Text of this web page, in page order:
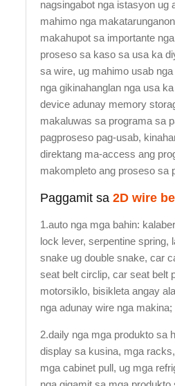
nagsingabot nga istasyon ug
mahimo nga
makahupot sa importante
proseso sa kaso sa usa ka
sa wire, ug mahimo usab
nga gikinahanglan nga usa
device adunay memory
makaluwas sa programa sa
pagproseso pag-usab,
direktang ma-access ang
makompleto ang proseso sa
Paggamit sa 2D wire
1.auto nga mga bahin:
lock lever, serpentine spring,
snake ug double snake, car
seat belt circlip, car seat belt
motorsiklo, bisikleta angay
nga adunay wire nga makina;
2.daily nga mga produkto sa
display sa kusina, mga
mga cabinet pull, ug mga